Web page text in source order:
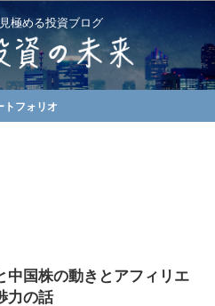
極める投資ブログ
トフォリオ
中国株の動きとアフィリエ
力の話